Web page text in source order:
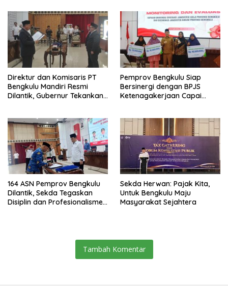
Masih Jadi Sorotan
Direktur dan Komisaris PT
Bengkulu Mandiri Resmi
Dilantik, Gubernur Tekankan
Pemprov Bengkulu Siap
Bersinergi dengan BPJS
Ketenagakerjaan Capai
164 ASN Pemprov Bengkulu
Dilantik, Sekda Tegaskan
Disiplin dan Profesionalisme
Sekda Herwan: Pajak Kita,
Untuk Bengkulu Maju
Masyarakat Sejahtera
Tambah Komentar